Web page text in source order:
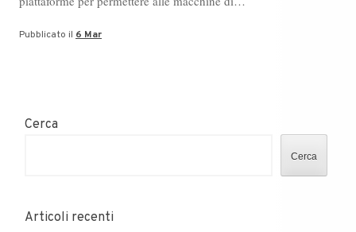
Pubblicato il 6 Mar
Cerca
Cerca
Articoli recenti